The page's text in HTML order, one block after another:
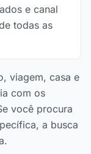
e canal
todas as
viagem, casa e
com os
você procura
a busca